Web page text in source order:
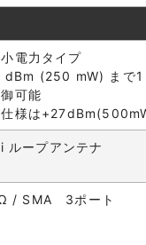
電力タイプ
dBm (250 mW) まで1
可能
様は
ループアンテナ
/ SMA 3ポート